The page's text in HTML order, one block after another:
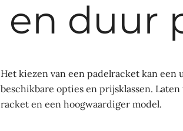
en duur
Het kiezen van een padelracket kan een
beschikbare opties en prijsklassen.
racket en een hoogwaardiger model.